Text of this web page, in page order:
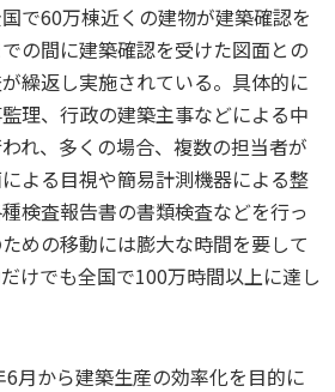
で60万棟近くの建物が建築確認を
の間に建築確認を受けた図面との
繰返し実施されている。具体的に
理、行政の建築主事などによる中
れ、多くの場合、複数の担当者が
よる目視や簡易計測機器による整
検査報告書の書類検査などを行っ
めの移動には膨大な時間を要して
けでも全国で100万時間以上に達し
月から建築生産の効率化を目的に